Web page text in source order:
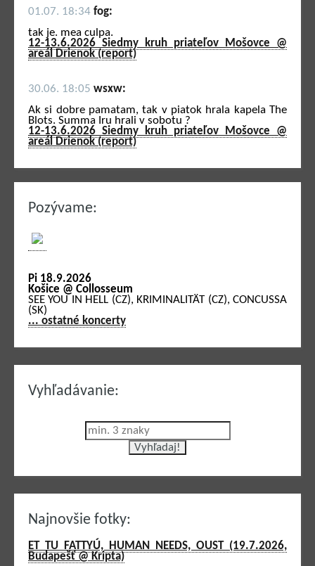
01.07. 18:34 fog:
tak je. mea culpa.
12-13.6.2026 Siedmy kruh priateľov Mošovce @
areál Drienok (report)
30.06. 18:05 wsxw:
Ak si dobre pamatam, tak v piatok hrala kapela The
Blots. Summa Iru hrali v sobotu ?
12-13.6.2026 Siedmy kruh priateľov Mošovce @
areál Drienok (report)
Pozývame:
Pi 18.9.2026
Košice @ Collosseum
SEE YOU IN HELL (CZ), KRIMINALITÄT (CZ), CONCUSSA
(SK)
... ostatné koncerty
Vyhľadávanie:
Najnovšie fotky:
ET TU FATTYÚ, HUMAN NEEDS, OUST (19.7.2026,
Budapešť @ Kripta)